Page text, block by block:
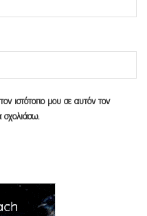
ιστότοπο μου σε αυτόν τον